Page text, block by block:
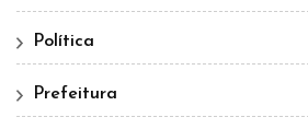
Política
Prefeitura